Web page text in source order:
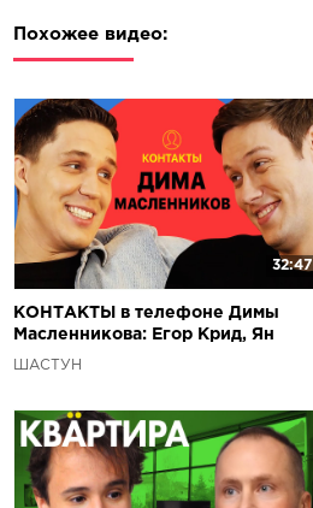
Похожее видео:
32:47
КОНТАКТЫ в телефоне Димы
Масленникова: Егор Крид, Ян
Гордиенко, Юля Путина
ШАСТУН